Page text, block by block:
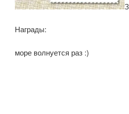
Награды:
море волнуется раз :)